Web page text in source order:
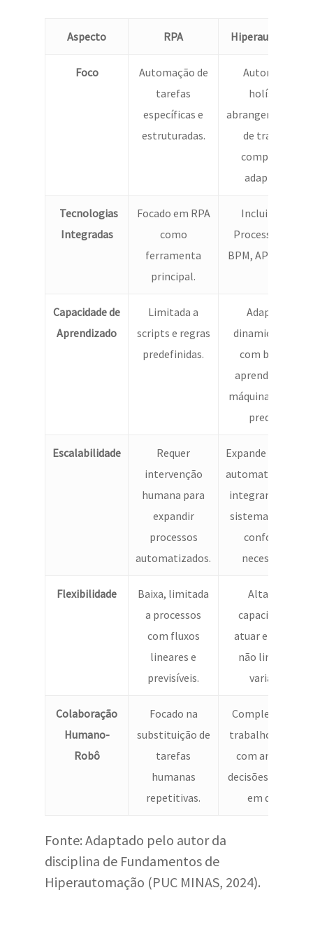
Aspecto RPA Hiperautomação
Foco
Automação de
tarefas
específicas e
estruturadas.
Automação
holística,
abrangendo
de trabalho
complexos e
adaptáveis.
Tecnologias
Integradas
Focado em RPA
como
ferramenta
principal.
Inclui IA, ML,
Process Mining,
BPM, APIs, e
Capacidade de
Aprendizado
Limitada a
scripts e regras
predefinidas.
Adapta-se
dinamicamente
com base em
aprendizado de
máquina e análise
preditiva.
Escalabilidade
Requer
intervenção
humana para
expandir
processos
automatizados.
Expande
integrando novos
sistemas e fluxos
conforme a
necessidade.
Flexibilidade
Baixa, limitada
a processos
com fluxos
lineares e
previsíveis.
Alta, com
capacidade de
atuar em fluxos
não lineares e
variáveis.
Colaboração
Humano-
Robô
Focado na
substituição de
tarefas
humanas
repetitivas.
Complementa o
trabalho humano
com análises e
decisões
em dados.
Fonte: Adaptado pelo autor da
disciplina de Fundamentos de
Hiperautomação (PUC MINAS, 2024).